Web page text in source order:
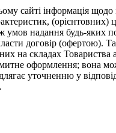
сайті інформація щодо
(орієнтовних)
умов надання будь-яких
договір (офертою).
на складах Товариства
оформлення; вона
уточненню у